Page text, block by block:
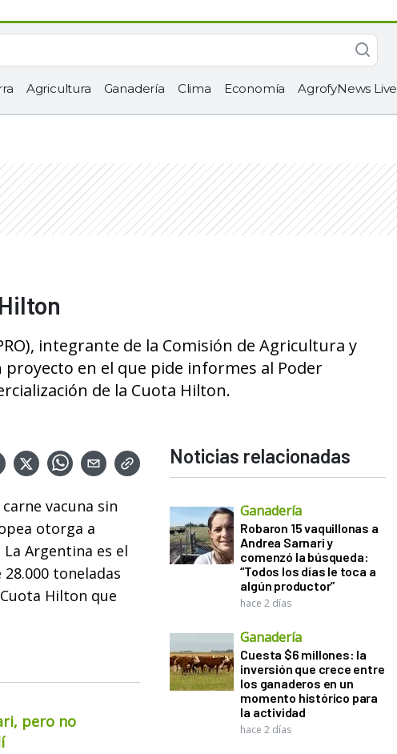
Agricultura Ganadería Clima Economía AgrofyNews Live
integrante de la Comisión de Agricultura y
en el que pide informes al Poder
de la Cuota Hilton.
vacuna sin
otorga a
Argentina es el
toneladas
Hilton que
pero no
Noticias relacionadas
Ganadería
Robaron 15 vaquillonas a
Andrea Sarnari y
comenzó la búsqueda:
“Todos los días le toca a
algún productor”
hace 2 días
Ganadería
Cuesta $6 millones: la
inversión que crece entre
los ganaderos en un
momento histórico para
la actividad
hace 2 días